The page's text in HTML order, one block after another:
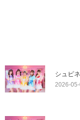
シュピ
2026-